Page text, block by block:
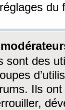
du
sont des
Ils ont